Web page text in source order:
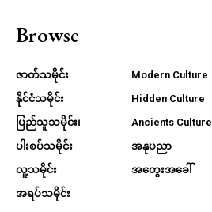
Browse
ဇာတ်သမိုင်း
နိုင်ငံသမိုင်း
ပြည်သူသမိုင်း၊
ပါးစပ်သမိုင်း
လူ့သမိုင်း
အရပ်သမိုင်း
Modern Culture
Hidden Culture
Ancients Culture
အနုပညာ
အတွေးအခေါ်